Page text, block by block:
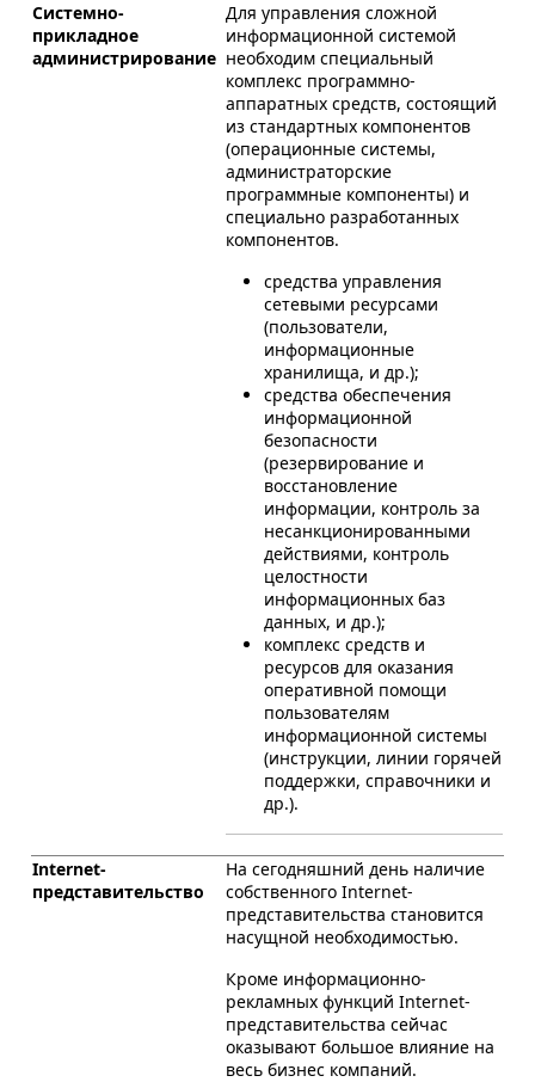
Системно-
прикладное
администрирование
Для управления сложной
информационной системой
необходим специальный
комплекс программно-
аппаратных средств, состоящий
из стандартных компонентов
(операционные системы,
администраторские
программные компоненты) и
специально разработанных
компонентов.
средства управления
сетевыми ресурсами
(пользователи,
информационные
хранилища, и др.);
средства обеспечения
информационной
безопасности
(резервирование и
восстановление
информации, контроль за
несанкционированными
действиями, контроль
целостности
информационных баз
данных, и др.);
комплекс средств и
ресурсов для оказания
оперативной помощи
пользователям
информационной системы
(инструкции, линии горячей
поддержки, справочники и
др.).
Internet-
представительство
На сегодняшний день наличие
собственного Internet-
представительства становится
насущной необходимостью.
Кроме информационно-
рекламных функций Internet-
представительства сейчас
оказывают большое влияние на
весь бизнес компаний.